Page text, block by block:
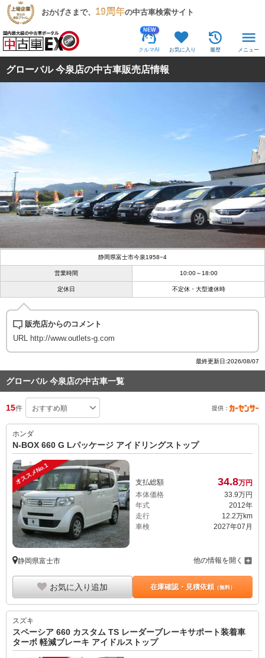
おかげさまで、 19周年の中古車検索サイト
NEW
クルマAI お気に入り 履歴 メニュー
グローバル 今泉店の中古車販売店情報
静岡県富士市今泉1958−4
営業時間 10:00～18:00
定休日 不定休・大型連休時
販売店からのコメント
URL http://www.outlets-g.com
最終更新日:2026/08/07
グローバル 今泉店の中古車一覧
15件 提供：
ホンダ
N-BOX 660 G Lパッケージ アイドリングストップ
オススメNo.1 支払総額 34.8万円
本体価格
33.9万円
年式
2012年
走行
12.2万km
車検
2027年07月
静岡県富士市 他の情報を開く
お気に入り追加 在庫確認・見積依頼（無料）
スズキ
スペーシア 660 カスタム TS レーダーブレーキサポート装着車
ターボ 軽減ブレーキ アイドルストップ